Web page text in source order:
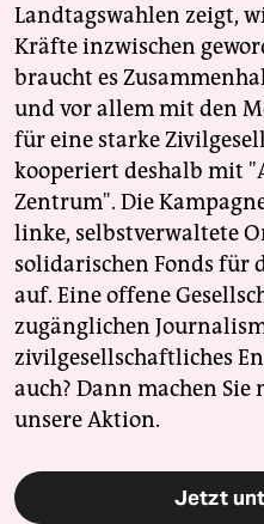
Landtagswahlen zeigt,
Kräfte inzwischen
braucht es
und vor allem mit den
für eine starke
kooperiert deshalb mit
Zentrum". Die
linke, selbstverwaltete
solidarischen Fonds für
auf. Eine offene
zugänglichen
zivilgesellschaftliches
auch? Dann machen
unsere Aktion.
Jetzt